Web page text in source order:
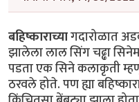
बहिष्काराच्यागदारोळात
झालेला लाल सिंग चढ्ढा
पडता एक सिने कलाकृती
ठरवले होते. पण ह्या